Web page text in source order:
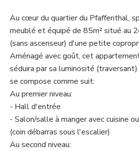
Au cœur du quartier du Pfaffenthal,
meublé et équipé de 85m² situé au
(sans ascenseur) d'une petite
Aménagé avec goût, cet
séduira par sa luminosité
se compose comme suit:
Au premier niveau:
- Hall d'entrée
- Salon/salle à manger avec cuisine
(coin débarras sous l'escalier)
Au second niveau: